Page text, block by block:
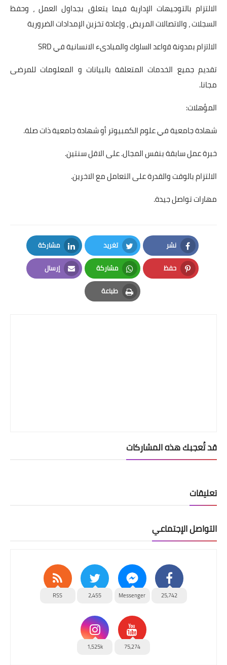
الالتزام بالتوجيهات الإدارية فيما يتعلق بجداول العمل ، وحفظ
السجلات ، والاتصالات المريض ، وإعادة تخزين الإمدادات الضرورية
اﻻﻟﺗزام ﺑﻣدوﻧﺔ ﻗواﻋد اﻟﺳﻟوك والمبادىء الانسانية في SRD
تقديم جميع الخدمات المتعلقة بالبيانات و المعلومات للمرضى
مجانا.
المؤهلات:
شهادة جامعية في علوم الكمبيوتر أو شهادة جامعية ذات صلة.
خبرة عمل سابقة بنفس المجال. على الاقل سنتين.
الالتزام بالوقت والقدرة على التعامل مع الاخرين.
مهارات تواصل جيدة.
نشر
Facebook
تغريد
Twitter
مشاركة
LinkedIn
حفظ
Pinterest
مشاركة
Whatsapp
إرسال
Email
طباعة
Print
قد تُعجبك هذه المشاركات
تعليقات
التواصل الإجتماعي
25,742
Messenger
2,455
RSS
75,274
1,525k